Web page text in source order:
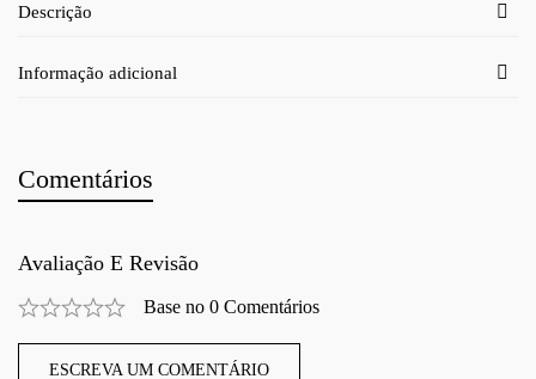
Descrição
Informação adicional
Comentários
Avaliação E Revisão
Base no 0 Comentários
ESCREVA UM COMENTÁRIO